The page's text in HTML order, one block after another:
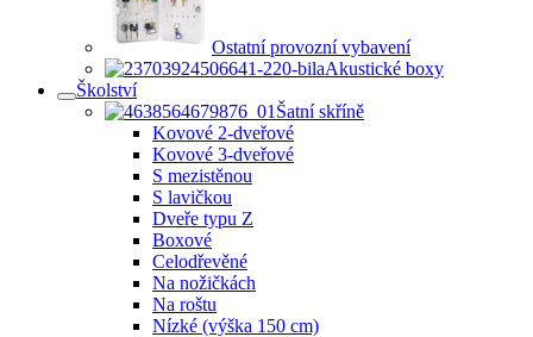
Ostatní provozní vybavení
Akustické boxy
Školství
Šatní skříně
Kovové 2-dveřové
Kovové 3-dveřové
S mezistěnou
S lavičkou
Dveře typu Z
Boxové
Celodřevěné
Na nožičkách
Na roštu
Nízké (výška 150 cm)